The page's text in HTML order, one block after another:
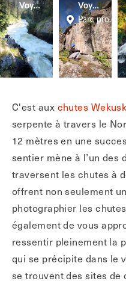
Voyage ManitobaVoyage
Parc
C'est aux chutes
serpente à travers le
12 mètres en une
sentier mène à l’un des
traversent les chutes à
offrent non seulement
photographier les
également de vous
ressentir pleinement la
qui se précipite dans le
se trouvent des sites de